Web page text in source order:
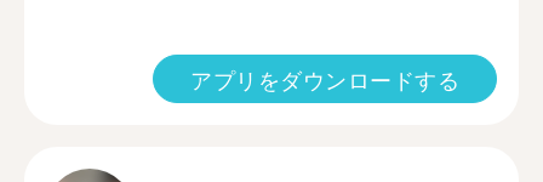
アプリをダウンロードする